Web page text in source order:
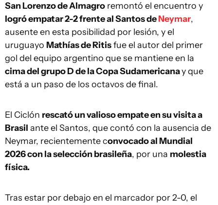
San Lorenzo de Almagro remontó el encuentro y
logró empatar 2-2 frente al Santos deNeymar,
ausente en esta posibilidad por lesión, y el
uruguayo Mathías de Ritisfue el autor del primer
gol del equipo argentino que se mantiene en la
cima del grupo D de la Copa Sudamericanay que
está a un paso de los octavos de final.
El Ciclón rescató un valioso empate en su visita a
Brasil ante el Santos, que contó con la ausencia de
Neymar, recientemente convocado al Mundial
2026 con la selección brasileña, por una molestia
física.
Tras estar por debajo en el marcador por 2-0, el